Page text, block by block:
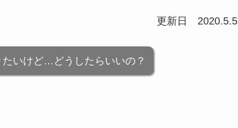
更新日 2020.5.5
いけど…どうしたらいいの？